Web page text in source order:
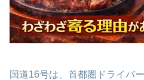
国道16号は、首都圏ドライバ